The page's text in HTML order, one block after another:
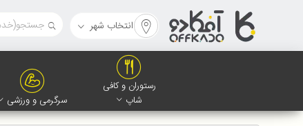
انتخاب شهر
رستوران و کافی
شاپ
سرگرمی و ورزشی